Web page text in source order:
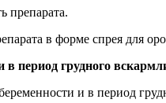
препарата.
в форме спрея для
период грудного
и в период